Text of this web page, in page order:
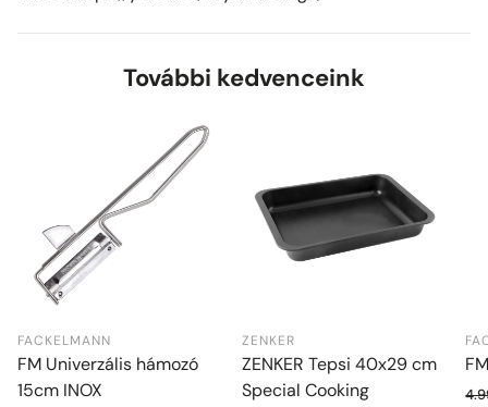
További kedvenceink
FACKELMANN
FM Univerzális hámozó
15cm INOX
ZENKER
ZENKER Tepsi 40x29 cm
Special Cooking